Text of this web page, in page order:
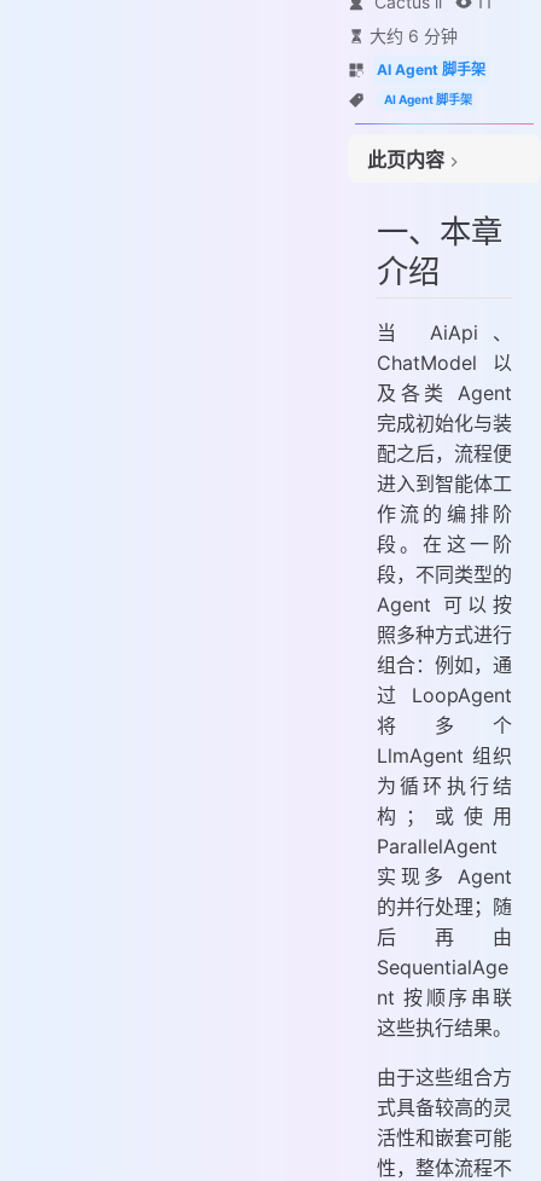
大约 6 分钟
AI Agent 脚手架
AI Agent 脚手架
此页内容
二、流程设计
三、功能实现
1. 工程结构
2. 链路分析
3. 核心模块
一、本章
介绍
当 AiApi、
ChatModel 以
及各类 Agent
完成初始化与装
配之后，流程便
进入到智能体工
作流的编排阶
段。在这一阶
段，不同类型的
Agent 可以按
照多种方式进行
组合：例如，通
过 LoopAgent
将多个
LlmAgent 组织
为循环执行结
构；或使用
ParallelAgent
实现多 Agent
的并行处理；随
后再由
SequentialAge
nt 按顺序串联
这些执行结果。
由于这些组合方
式具备较高的灵
活性和嵌套可能
性，整体流程不